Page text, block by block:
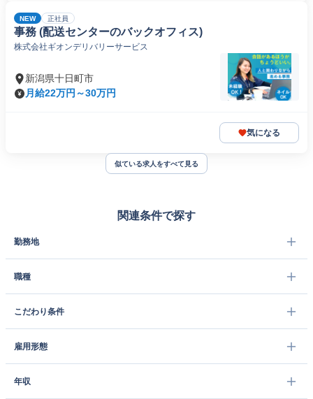
NEW 正社員
事務 (配送センターのバックオフィス)
株式会社ギオンデリバリーサービス
新潟県十日町市
月給22万円～30万円
気になる
似ている求人をすべて見る
関連条件で探す
勤務地
職種
こだわり条件
雇用形態
年収